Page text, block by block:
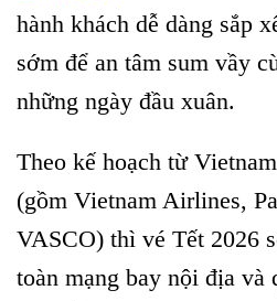
hành khách dễ dàng sắp
sớm để an tâm sum vầy
những ngày đầu xuân.
Theo kế hoạch từ
(gồm Vietnam Airlines,
VASCO) thì vé Tết 2026
toàn mạng bay nội địa và